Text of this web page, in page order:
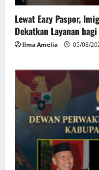
Lewat Eazy Paspor,
Dekatkan Layanan bagi
Ilma Amelia 05/08/